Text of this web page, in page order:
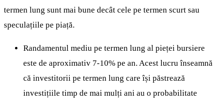
termen lung sunt mai bune decât cele pe termen scurt sau
speculațiile pe piață.
Randamentul mediu pe termen lung al pieței bursiere
este de aproximativ 7-10% pe an. Acest lucru înseamnă
că investitorii pe termen lung care își păstrează
investițiile timp de mai mulți ani au o probabilitate